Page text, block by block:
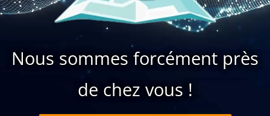
Nous sommes forcément près
de chez vous !